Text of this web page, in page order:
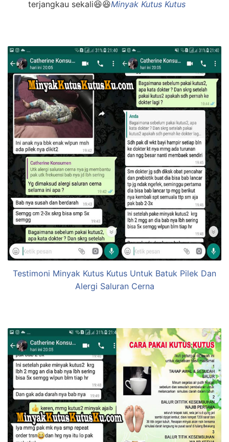
terjangkau sekali😆😆Minyak Kutus Kutus
Testimoni Minyak Kutus Kutus Untuk Batuk Pilek Dan
Alergi Saluran Cerna